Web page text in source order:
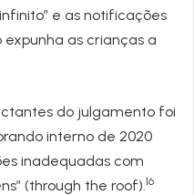
e as notificações
expunha as crianças a
do julgamento foi
interno de 2020
inadequadas com
(through the roof). 16